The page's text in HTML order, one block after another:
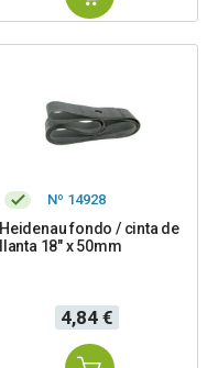
Nº 14928
Heidenau fondo / cinta de
llanta 18" x 50mm
Precio
4,84 €